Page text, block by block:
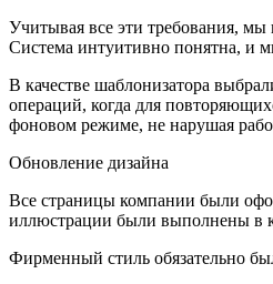
Учитывая все эти требования, мы
Система интуитивно понятна, и
В качестве шаблонизатора
операций, когда для
фоновом режиме, не нарушая
Обновление дизайна
Все страницы компании были
иллюстрации были выполнены в
Фирменный стиль обязательно